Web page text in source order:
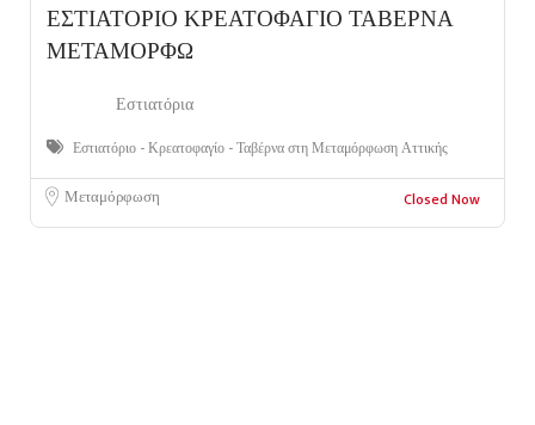
ΕΣΤΙΑΤΟΡΙΟ ΚΡΕΑΤΟΦΑΓΙΟ ΤΑΒΕΡΝΑ
ΜΕΤΑΜΟΡΦΩ
Εστιατόρια
Εστιατόριο - Κρεατοφαγίο - Ταβέρνα στη Μεταμόρφωση Αττικής
Μεταμόρφωση Closed Now